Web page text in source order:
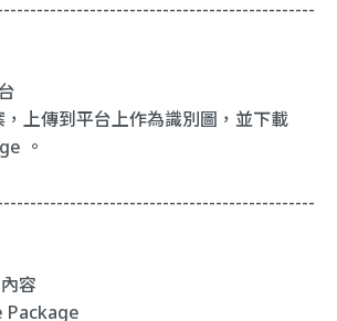
上傳到平台上作為識別圖，並下載
。
容
Package